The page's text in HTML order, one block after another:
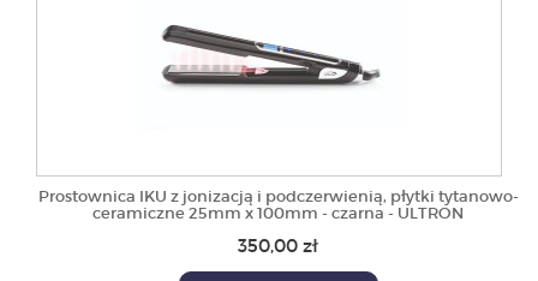
Prostownica IKU z jonizacją i podczerwienią, płytki tytanowo-
ceramiczne 25mm x 100mm - czarna - ULTRON
350,00 zł